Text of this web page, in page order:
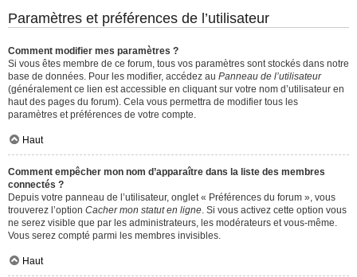
Paramètres et préférences de l’utilisateur
Comment modifier mes paramètres ?
Si vous êtes membre de ce forum, tous vos paramètres sont stockés dans notre
base de données. Pour les modifier, accédez au Panneau de l’utilisateur
(généralement ce lien est accessible en cliquant sur votre nom d’utilisateur en
haut des pages du forum). Cela vous permettra de modifier tous les
paramètres et préférences de votre compte.
Haut
Comment empêcher mon nom d’apparaître dans la liste des membres
connectés ?
Depuis votre panneau de l’utilisateur, onglet « Préférences du forum », vous
trouverez l’option Cacher mon statut en ligne . Si vous activez cette option vous
ne serez visible que par les administrateurs, les modérateurs et vous-même.
Vous serez compté parmi les membres invisibles.
Haut